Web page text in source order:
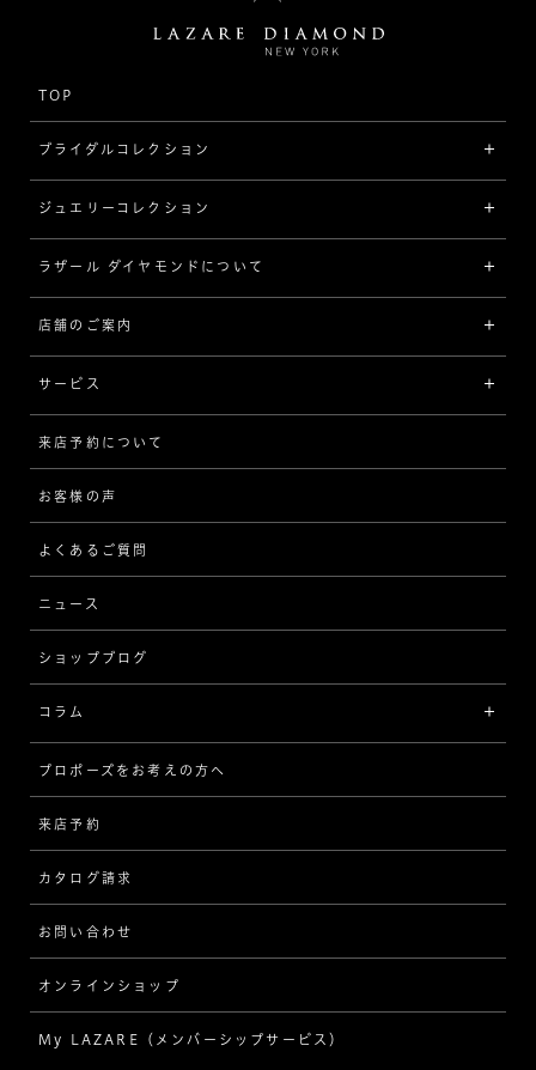
TOP
ブライダルコレクション
婚約指輪（エンゲージリング）
[素材から選ぶ]
プラチナ
イエローゴールド
コンビネーション
[フォルムから選ぶ]
ストレート
ウェーブ
V字
[セッテイングから選ぶ]
ソリテール
ワンサイドメレ
ダブルサイドメレ
ラインメレ
ジュエリーコレクション
ジュエリーコレクショントップ
ジュエリー一覧
リング
ネックレス/ペンダント
ピアス/イヤリング
ブレスレット
ラザール ダイヤモンドについて
ラザール ダイヤモンドについて
品質
歴史
企業の取り組み
店舗のご案内
サービス
サービスについて
アフターサービス
MESSAGE IN DIAMOND
品質保証
ブライダルアイテム
来店予約について
お客様の声
よくあるご質問
ニュース
ショップブログ
コラム
インタビュー
指輪
ダイヤモンド
プロポーズ
結婚式
プロポーズをお考えの方へ
来店予約
カタログ請求
お問い合わせ
オンラインショップ
My LAZARE（メンバーシップサービス）